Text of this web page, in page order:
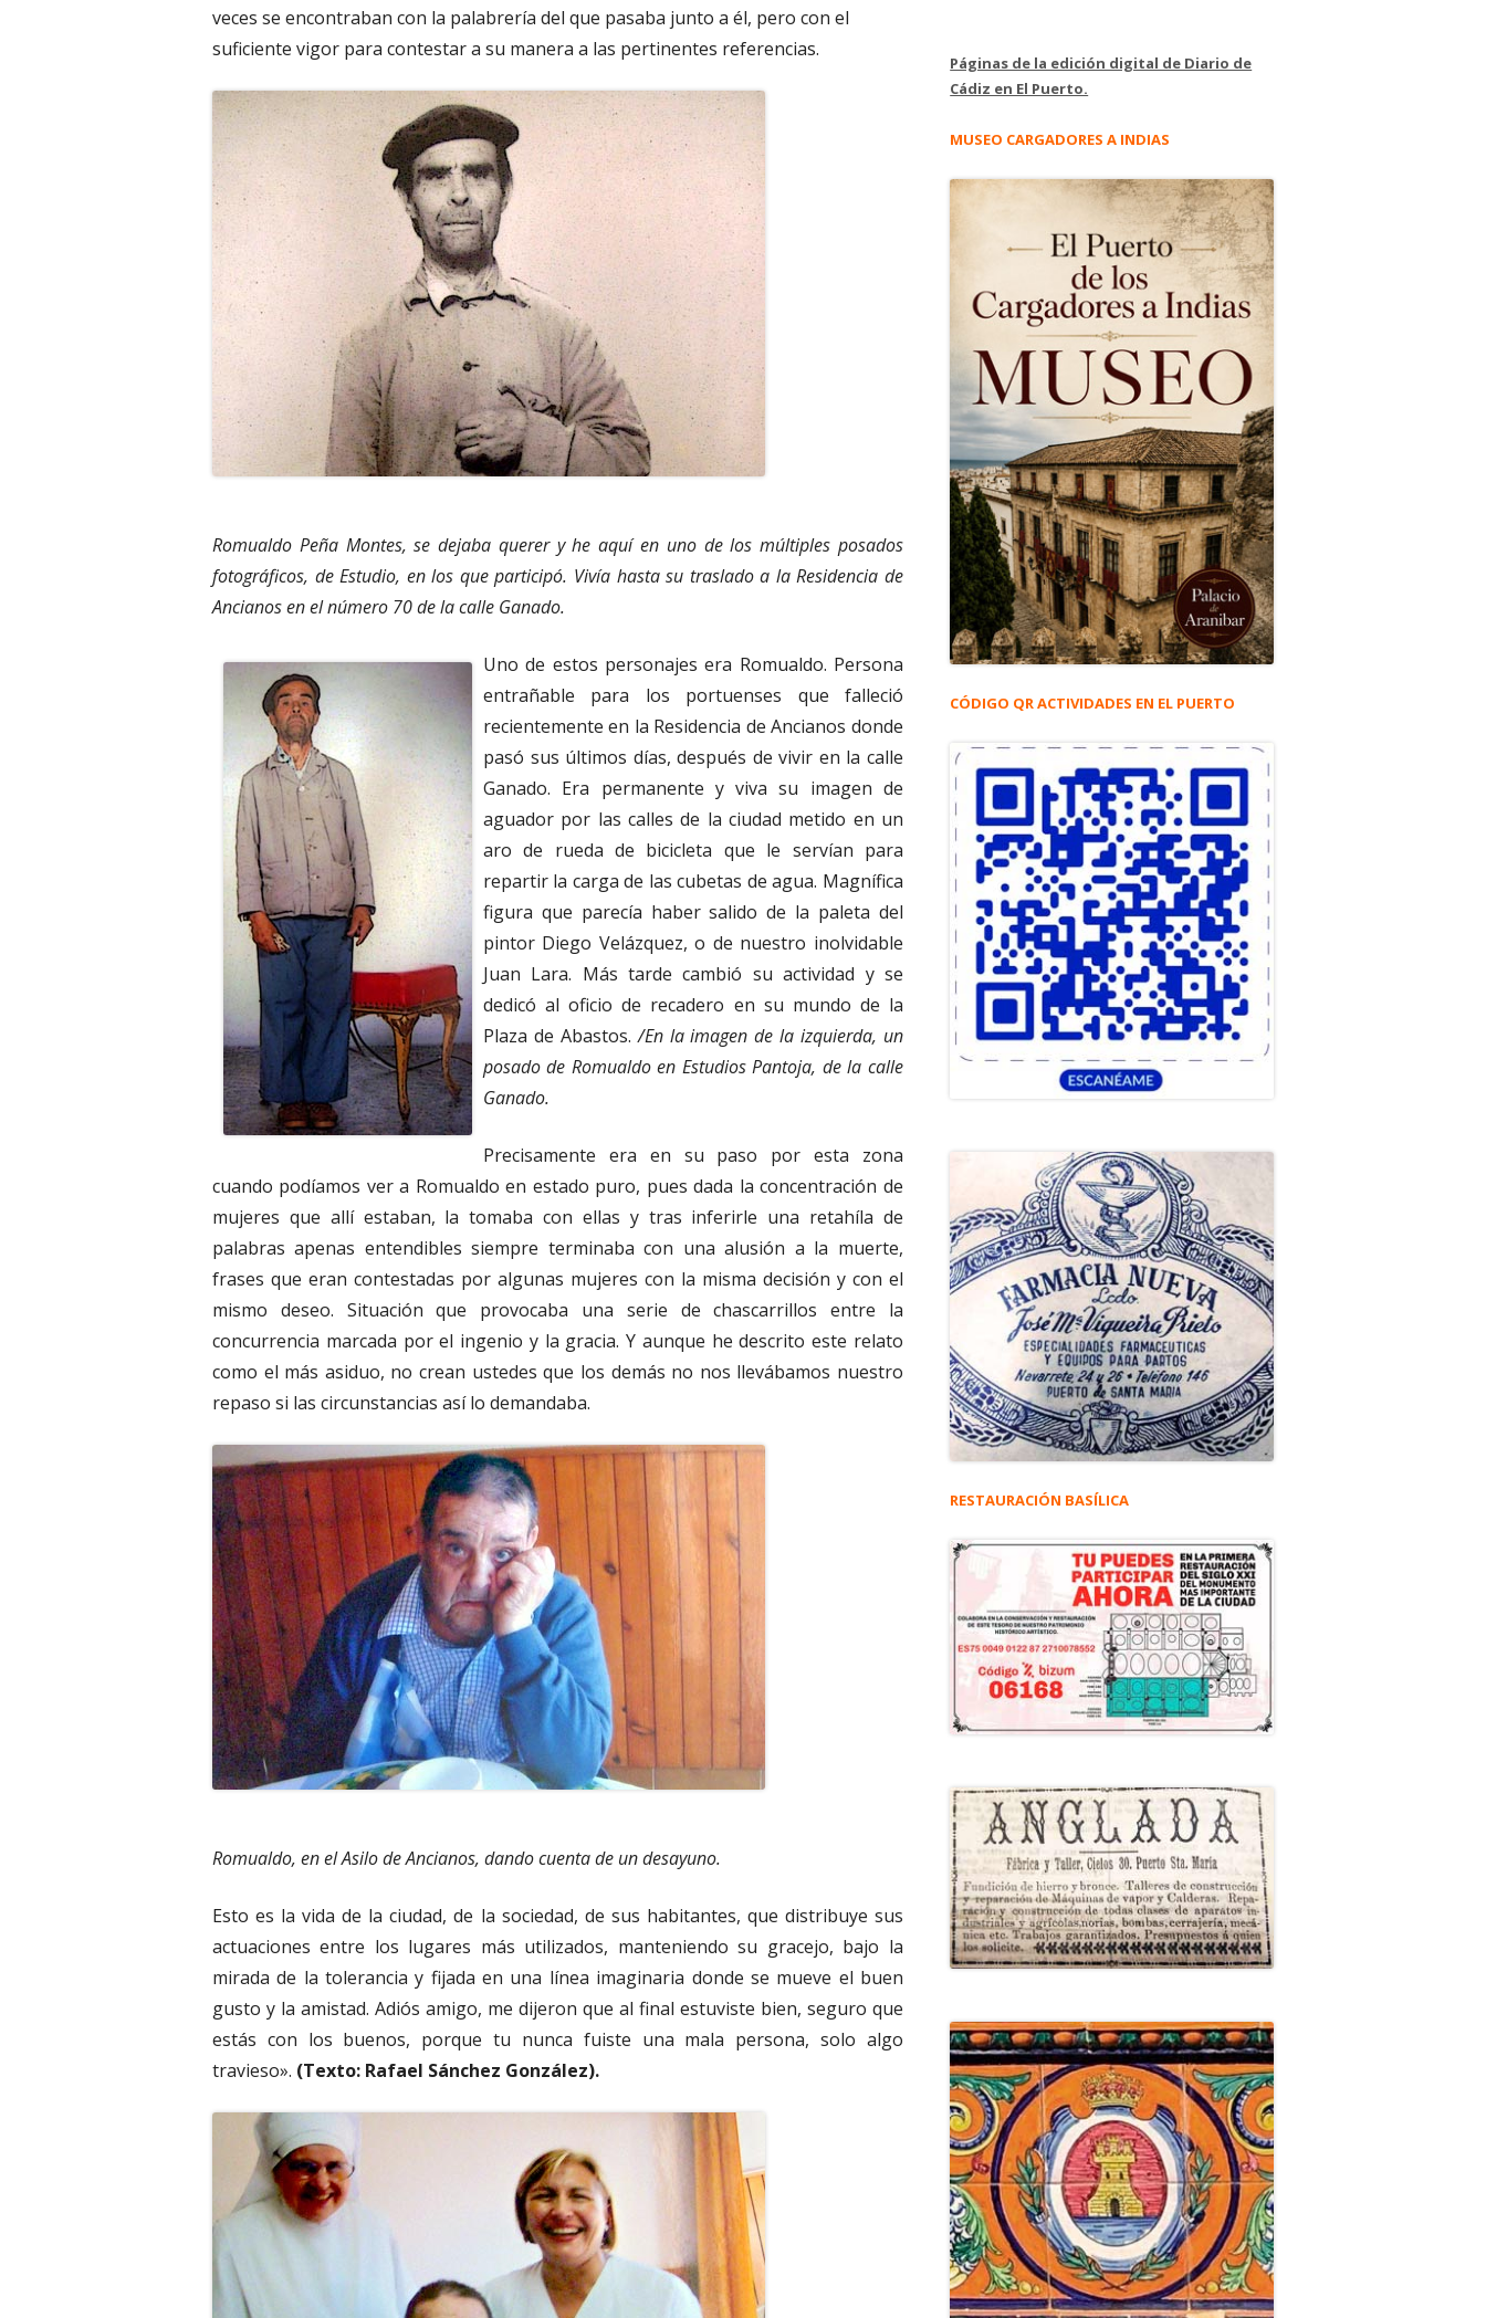
veces se encontraban con la palabrería del que pasaba junto a él, pero con el
suficiente vigor para contestar a su manera a las pertinentes referencias.
Romualdo Peña Montes, se dejaba querer y he aquí en uno de los múltiples posados
fotográficos, de Estudio, en los que participó. Vivía hasta su traslado a la Residencia de
Ancianos en el número 70 de la calle Ganado.
Uno de estos personajes era Romualdo. Persona
entrañable para los portuenses que falleció
recientemente en la Residencia de Ancianos donde
pasó sus últimos días, después de vivir en la calle
Ganado. Era permanente y viva su imagen de
aguador por las calles de la ciudad metido en un
aro de rueda de bicicleta que le servían para
repartir la carga de las cubetas de agua. Magnífica
figura que parecía haber salido de la paleta del
pintor Diego Velázquez, o de nuestro inolvidable
Juan Lara. Más tarde cambió su actividad y se
dedicó al oficio de recadero en su mundo de la
Plaza de Abastos./En la imagen de la izquierda, un
posado de Romualdo en Estudios Pantoja, de la calle
Ganado.
Precisamente era en su paso por esta zona
cuando podíamos ver a Romualdo en estado puro, pues dada la concentración de
mujeres que allí estaban, la tomaba con ellas y tras inferirle una retahíla de
palabras apenas entendibles siempre terminaba con una alusión a la muerte,
frases que eran contestadas por algunas mujeres con la misma decisión y con el
mismo deseo. Situación que provocaba una serie de chascarrillos entre la
concurrencia marcada por el ingenio y la gracia. Y aunque he descrito este relato
como el más asiduo, no crean ustedes que los demás no nos llevábamos nuestro
repaso si las circunstancias así lo demandaba.
Romualdo, en el Asilo de Ancianos, dando cuenta de un desayuno.
Esto es la vida de la ciudad, de la sociedad, de sus habitantes, que distribuye sus
actuaciones entre los lugares más utilizados, manteniendo su gracejo, bajo la
mirada de la tolerancia y fijada en una línea imaginaria donde se mueve el buen
gusto y la amistad. Adiós amigo, me dijeron que al final estuviste bien, seguro que
estás con los buenos, porque tu nunca fuiste una mala persona, solo algo
travieso». (Texto: Rafael Sánchez González).
Páginas de la edición digital de Diario de
Cádiz en El Puerto.
MUSEO CARGADORES A INDIAS
CÓDIGO QR ACTIVIDADES EN EL PUERTO
RESTAURACIÓN BASÍLICA